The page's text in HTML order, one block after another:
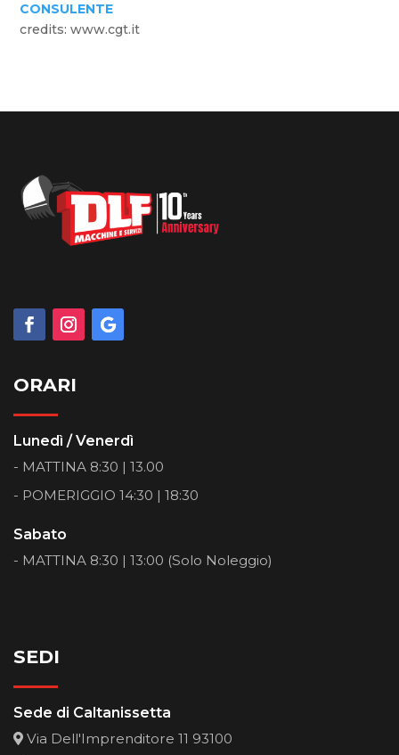
CONSULENTE
credits: www.cgt.it
ORARI
Lunedì / Venerdì
- MATTINA 8:30 | 13.00
- POMERIGGIO 14:30 | 18:30
Sabato
- MATTINA 8:30 | 13:00 (Solo Noleggio)
SEDI
Sede di Caltanissetta
Via Dell'Imprenditore 11 93100